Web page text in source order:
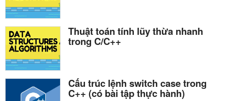
Thuật toán tính lũy thừa nhanh
trong C/C++
Cấu trúc lệnh switch case trong
C++ (có bài tập thực hành)